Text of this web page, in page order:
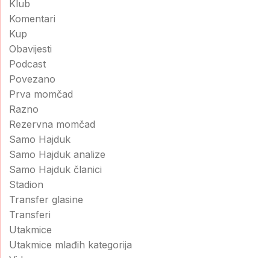
Klub
Komentari
Kup
Obavijesti
Podcast
Povezano
Prva momčad
Razno
Rezervna momčad
Samo Hajduk
Samo Hajduk analize
Samo Hajduk članici
Stadion
Transfer glasine
Transferi
Utakmice
Utakmice mlađih kategorija